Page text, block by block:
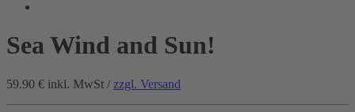
Sea Wind and Sun!
59.90 € inkl. MwSt / zzgl. Versand